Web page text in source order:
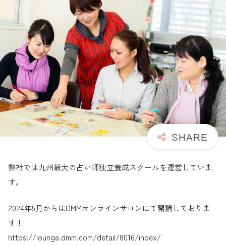
弊社では九州最大の占い師独立養成スクールを運営していま
す。
2024年5月からはDMMオンラインサロンにて開講しておりま
す！
https://lounge.dmm.com/detail/8016/index/